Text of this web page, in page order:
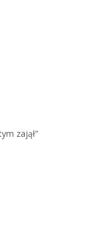
zajął”